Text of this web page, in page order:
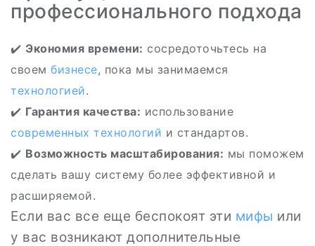
профессионального подхода
✔️ Экономия времени: сосредоточьтесь на
своем бизнесе, пока мы занимаемся
технологией.
✔️ Гарантия качества: использование
современных технологий и стандартов.
✔️ Возможность масштабирования: мы поможем
сделать вашу систему более эффективной и
расширяемой.
Если вас все еще беспокоят эти мифы или
у вас возникают дополнительные